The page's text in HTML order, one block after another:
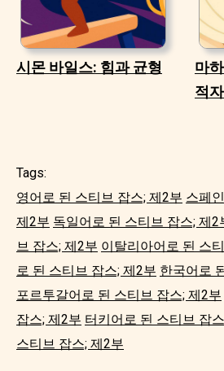
시몬 바일스: 힘과 균형
마
적자
Tags:
영어로 된 스티브 잡스; 제2부 스페
제2부 독일어로 된 스티브 잡스; 제2
브 잡스; 제2부 이탈리아어로 된 스
로 된 스티브 잡스; 제2부 한국어로
포르투갈어로 된 스티브 잡스; 제2부
잡스; 제2부 터키어로 된 스티브 잡
스티브 잡스; 제2부